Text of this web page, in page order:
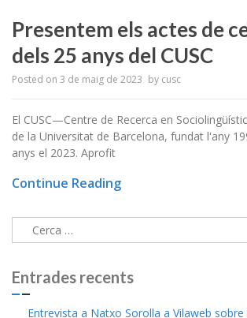
Presentem els actes de
dels 25 anys del CUSC
Posted on 3 de maig de 2023 by cusc
El CUSC—Centre de Recerca en
de la Universitat de Barcelona, fundat l'any
anys el 2023. Aprofit
Continue Reading
Cerca:
Entrades recents
Entrevista a Natxo Sorolla a Vilaweb